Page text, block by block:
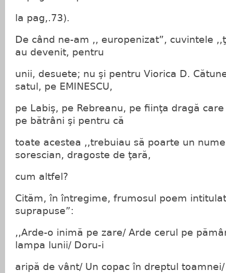
la pag,.73).
De când ne-am ,, europenizat”, cuvintele
au devenit, pentru
unii, desuete; nu şi pentru Viorica D.
satul, pe EMINESCU,
pe Labiş, pe Rebreanu, pe fiinţa dragă
pe bătrâni şi pentru că
toate acestea ,,trebuiau să poarte un
sorescian, dragoste de ţară,
cum altfel?
Cităm, în întregime, frumosul poem
suprapuse”:
,,Arde-o inimă pe zare/ Arde cerul pe
lampa lunii/ Doru-i
aripă de vânt/ Un copac în dreptul